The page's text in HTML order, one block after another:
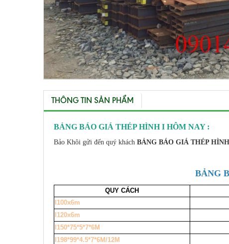
THÔNG TIN SẢN PHẨM
BẢNG BÁO GIÁ THÉP HÌNH I HÔM NAY :
Bảo Khôi gửi đến quý khách BẢNG BÁO GIÁ THÉP
BẢNG
QUY CÁCH
I100x6m
I120x6m
I150*75*5*7*6M
I198*99*4.5*7*6M/12M